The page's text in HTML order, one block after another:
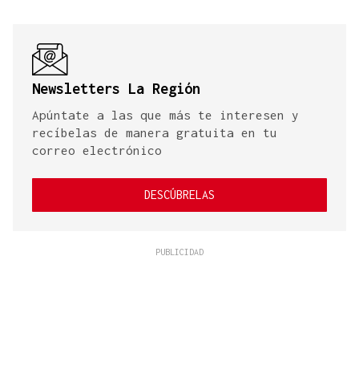
Newsletters La Región
Apúntate a las que más te interesen y
recíbelas de manera gratuita en tu
correo electrónico
DESCÚBRELAS